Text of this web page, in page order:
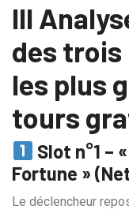
III
des trois
les plus
tours
Slot n°1 –
Fortune »
Le déclencheur